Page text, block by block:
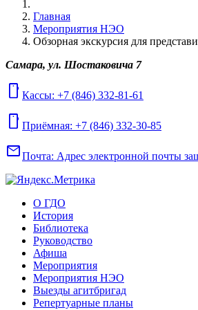
Главная
Мероприятия НЭО
Обзорная экскурсия для
Самара, ул. Шостаковича 7
mobile Кассы: +7 (846) 332-81-61
mobile Приёмная: +7 (846) 332-30-85
mailПочта: Адрес электронной почты
О ГДО
История
Библиотека
Руководство
Афиша
Мероприятия
Мероприятия НЭО
Выезды агитбригад
Репертуарные планы